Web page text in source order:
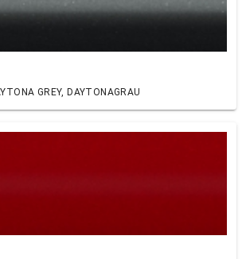
GREY, DAYTONAGRAU